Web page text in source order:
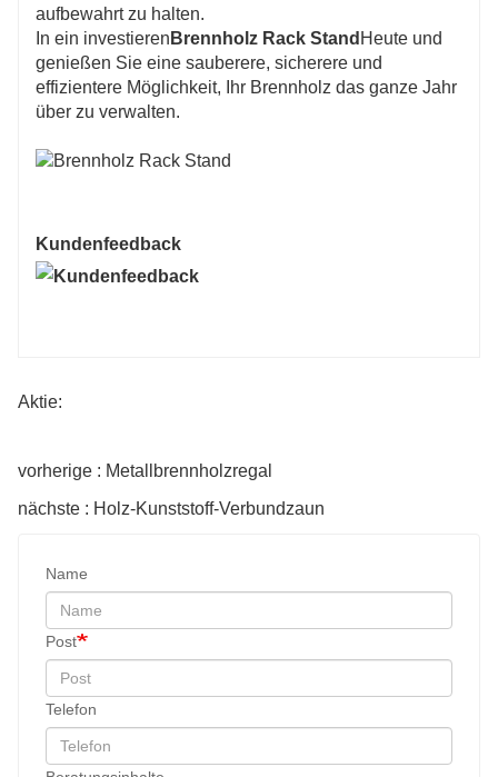
aufbewahrt zu halten.
In ein investieren Brennholz Rack Stand Heute und
genießen Sie eine sauberere, sicherere und
effizientere Möglichkeit, Ihr Brennholz das ganze Jahr
über zu verwalten.
Kundenfeedback
Aktie:
vorherige : Metallbrennholzregal
nächste : Holz-Kunststoff-Verbundzaun
Name
Post
Telefon